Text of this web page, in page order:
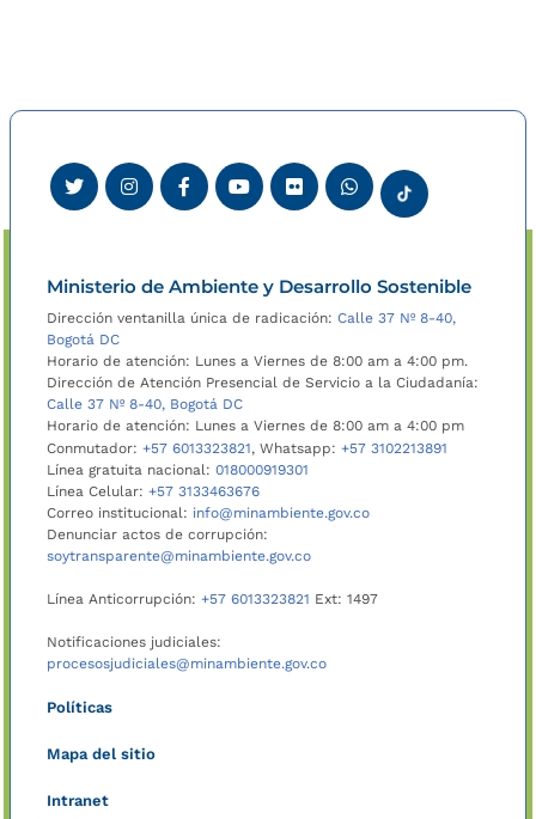
Ministerio de Ambiente y Desarrollo Sostenible
Dirección ventanilla única de radicación: Calle 37 Nº 8-40,
Bogotá DC
Horario de atención: Lunes a Viernes de 8:00 am a 4:00 pm.
Dirección de Atención Presencial de Servicio a la Ciudadanía:
Calle 37 Nº 8-40, Bogotá DC
Horario de atención: Lunes a Viernes de 8:00 am a 4:00 pm
Conmutador: +57 6013323821, Whatsapp: +57 3102213891
Línea gratuita nacional: 018000919301
Línea Celular: +57 3133463676
Correo institucional: info@minambiente.gov.co
Denunciar actos de corrupción:
soytransparente@minambiente.gov.co
Línea Anticorrupción: +57 6013323821 Ext: 1497
Notificaciones judiciales:
procesosjudiciales@minambiente.gov.co
Políticas
Mapa del sitio
Intranet